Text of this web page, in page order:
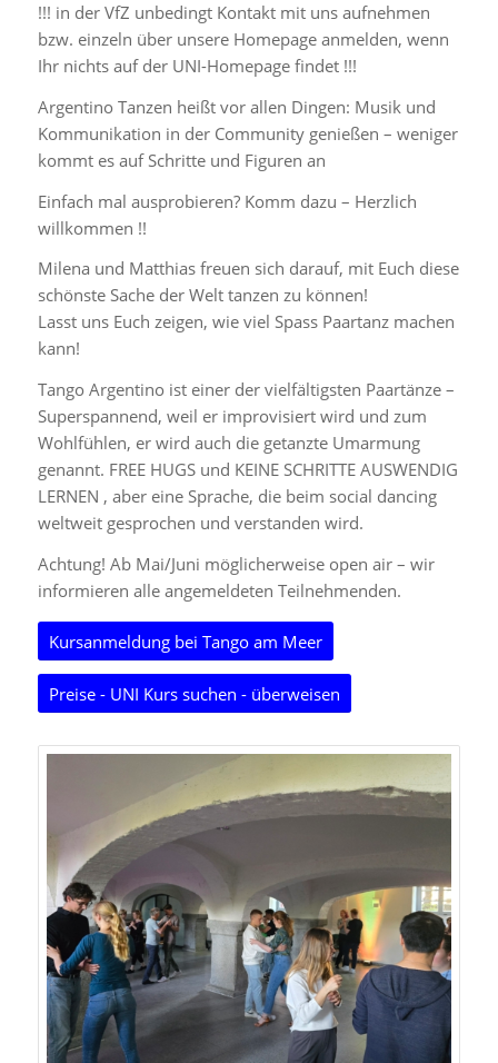
!!! in der VfZ unbedingt Kontakt mit uns aufnehmen
bzw. einzeln über unsere Homepage anmelden, wenn
Ihr nichts auf der UNI-Homepage findet !!!
Argentino Tanzen heißt vor allen Dingen: Musik und
Kommunikation in der Community genießen – weniger
kommt es auf Schritte und Figuren an
Einfach mal ausprobieren? Komm dazu – Herzlich
willkommen !!
Milena und Matthias freuen sich darauf, mit Euch diese
schönste Sache der Welt tanzen zu können!
Lasst uns Euch zeigen, wie viel Spass Paartanz machen
kann!
Tango Argentino ist einer der vielfältigsten Paartänze –
Superspannend, weil er improvisiert wird und zum
Wohlfühlen, er wird auch die getanzte Umarmung
genannt. FREE HUGS und KEINE SCHRITTE AUSWENDIG
LERNEN , aber eine Sprache, die beim social dancing
weltweit gesprochen und verstanden wird.
Achtung! Ab Mai/Juni möglicherweise open air – wir
informieren alle angemeldeten Teilnehmenden.
Kursanmeldung bei Tango am Meer
Preise - UNI Kurs suchen - überweisen